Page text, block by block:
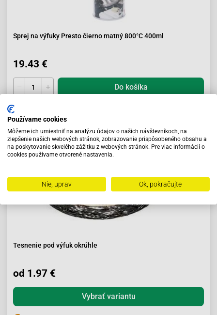
Sprej na výfuky Presto čierno matný 800°C 400ml
19.43 €
Do košíka
Tesnenie pod výfuk okrúhle
od 1.97 €
Vybrať variantu
Používame cookies
Môžeme ich umiestniť na analýzu údajov o našich návštevníkoch, na
zlepšenie našich webových stránok, zobrazovanie prispôsobeného obsahu a
na poskytovanie skvelého zážitku z webových stránok. Pre viac informácií o
cookies používame otvorené nastavenia.
Nie, uprav Ok, pokračujte